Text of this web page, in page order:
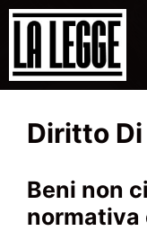
Vai
contenuto
Diritto
Beni non
normativa